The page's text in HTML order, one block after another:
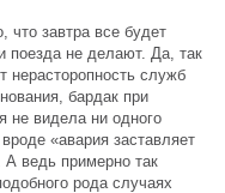
что завтра все будет
поезда не делают. Да, так
нерасторопность служб
бардак при
не видела ни одного
«авария заставляет
А ведь примерно так
рода случаях